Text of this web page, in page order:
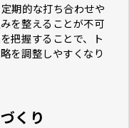
期的な打ち合わせや
を整えることが不可
把握することで、ト
を調整しやすくなり
くり